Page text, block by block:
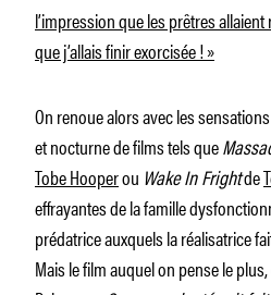
l’impression que les prêtres
que j’allais finir exorcisée ! »
On renoue alors avec les
et nocturne de films tels que
Tobe Hooperou Wake In Frightde
effrayantes de la famille
prédatrice auxquels la réalisatrice
Mais le film auquel on pense le plus,